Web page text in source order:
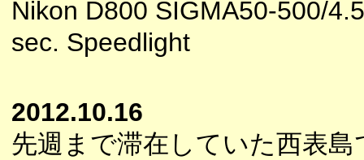
Nikon D800 SIGMA50-500/
sec. Speedlight
2012.10.16
先週まで滞在していた西表